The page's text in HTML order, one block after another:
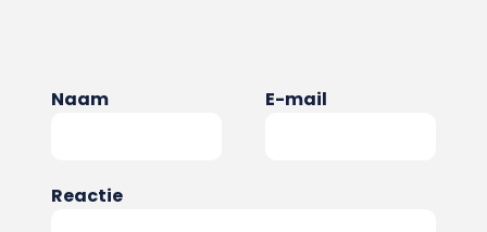
Naam E-mail
Reactie